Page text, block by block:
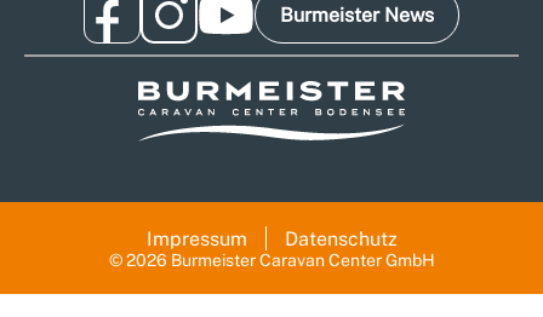
Burmeister News
© 2026 Burmeister Caravan Center GmbH
Impressum Datenschutz